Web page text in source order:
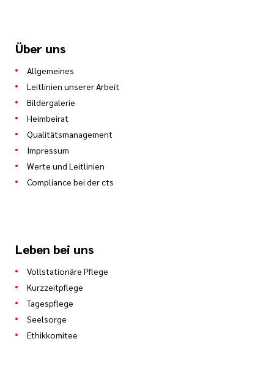
Über uns
Allgemeines
Leitlinien unserer Arbeit
Bildergalerie
Heimbeirat
Qualitätsmanagement
Impressum
Werte und Leitlinien
Compliance bei der cts
Leben bei uns
Vollstationäre Pflege
Kurzzeitpflege
Tagespflege
Seelsorge
Ethikkomitee